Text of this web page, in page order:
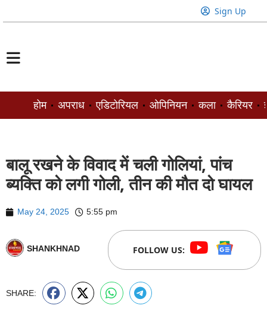
Sign Up
होम अपराध एडिटोरियल ओपिनियन कला कैरियर
बालू रखने के विवाद में चली गोलियां, पांच
ब्यक्ति को लगी गोली, तीन की मौत दो घायल
May 24, 2025 5:55 pm
SHANKHNAD FOLLOW US:
SHARE: